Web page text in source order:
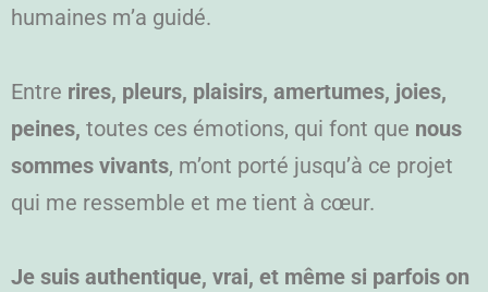
humaines m’a guidé.
Entre rires, pleurs, plaisirs, amertumes, joies,
peines, toutes ces émotions, qui font que nous
sommes vivants, m’ont porté jusqu’à ce projet
qui me ressemble et me tient à cœur.
Je suis authentique, vrai, et même si parfois on